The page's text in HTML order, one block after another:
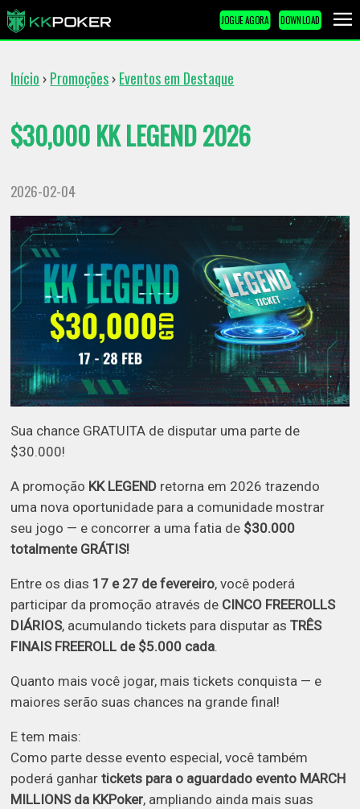
JOGUE AGORA DOWNLOAD
Início › Promoções › Eventos em Destaque
$30,000 KK LEGEND 2026
2026-02-04
Sua chance GRATUITA de disputar uma parte de
$30.000!
A promoção KK LEGEND retorna em 2026 trazendo
uma nova oportunidade para a comunidade mostrar
seu jogo — e concorrer a uma fatia de $30.000
totalmente GRÁTIS!
Entre os dias 17 e 27 de fevereiro, você poderá
participar da promoção através de CINCO FREEROLLS
DIÁRIOS, acumulando tickets para disputar asTRÊS
FINAIS FREEROLL de $5.000 cada.
Quanto mais você jogar, mais tickets conquista — e
maiores serão suas chances na grande final!
E tem mais:
Como parte desse evento especial, você também
poderá ganhartickets para o aguardado evento MARCH
MILLIONS da KKPoker, ampliando ainda mais suas